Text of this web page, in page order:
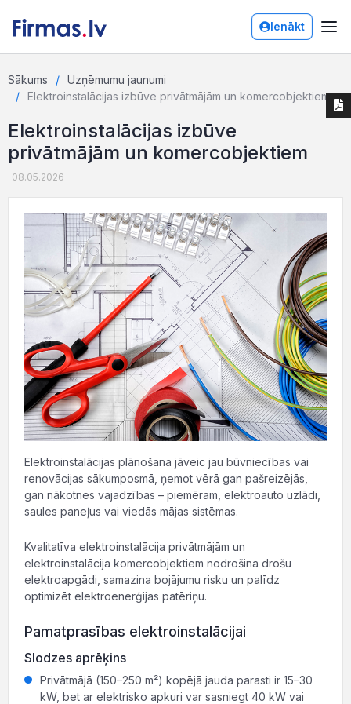
Ienākt
Sākums
Uzņēmumu jaunumi
Elektroinstalācijas izbūve privātmājām un komercobjektiem
Elektroinstalācijas izbūve
privātmājām un komercobjektiem
08.05.2026
Elektroinstalācijas plānošana jāveic jau būvniecības vai
renovācijas sākumposmā, ņemot vērā gan pašreizējās,
gan nākotnes vajadzības – piemēram, elektroauto uzlādi,
saules paneļus vai viedās mājas sistēmas.
Kvalitatīva elektroinstalācija privātmājām un
elektroinstalācija komercobjektiem nodrošina drošu
elektroapgādi, samazina bojājumu risku un palīdz
optimizēt elektroenerģijas patēriņu.
Pamatprasības elektroinstalācijai
Slodzes aprēķins
Privātmājā (150–250 m²) kopējā jauda parasti ir 15–30
kW, bet ar elektrisko apkuri var sasniegt 40 kW vai